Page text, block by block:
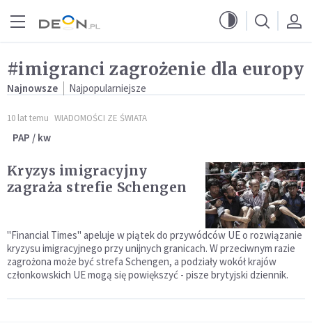
#imigranci zagrożenie dla europy
Najnowsze Najpopularniejsze
10 lat temu WIADOMOŚCI ZE ŚWIATA
PAP / kw
Kryzys imigracyjny
zagraża strefie Schengen
"Financial Times" apeluje w piątek do przywódców UE o rozwiązanie
kryzysu imigracyjnego przy unijnych granicach. W przeciwnym razie
zagrożona może być strefa Schengen, a podziały wokół krajów
członkowskich UE mogą się powiększyć - pisze brytyjski dziennik.